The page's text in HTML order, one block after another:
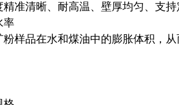
准清晰、耐高温、壁厚均匀、支
率
样品在水和煤油中的膨胀体积，